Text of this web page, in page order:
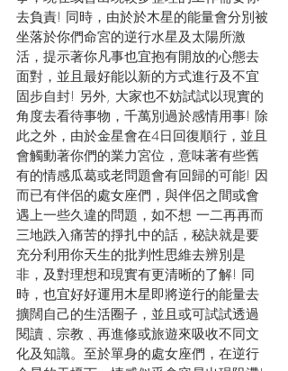
去負責! 同時，由於於木星的能量會分別被
坐落於你們命宮的逆行水星及太陽所激
活，提示著你凡事也宜抱有開放的心態去
面對，並且最好能以新的方式進行及不宜
固步自封! 另外, 大家也不妨試試以現實的
角度去看待事物，千萬別過於感情用事! 除
此之外，由於金星會在4日回復順行，並且
會觸動著你們的業力宮位，意味著有些舊
有的情感瓜葛或老問題會有回歸的可能! 因
而已有伴侶的處女座們，與伴侶之間或會
遇上一些久違的問題，如不想 一二再再而
三地跌入痛苦的掙扎中的話，秘訣就是要
充分利用你天生的批判性思維去辨別是
非，及對理想和現實有更清晰的了解! 同
時，也宜好好運用木星即將逆行的能量去
擴闊自己的生活圈子，並且或可試試透過
閱讀﹑宗教﹑再進修或旅遊來吸收不同文
化及知識。至於單身的處女座們，在逆行